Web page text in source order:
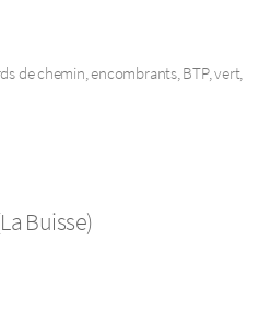
de chemin, encombrants, BTP, vert,
Buisse)